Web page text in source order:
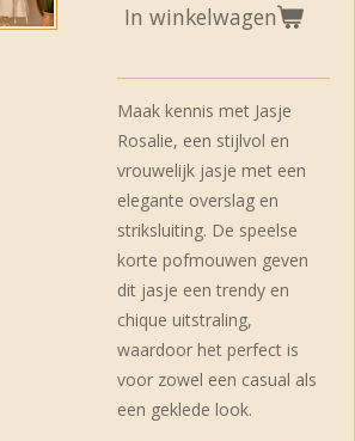
In winkelwagen
Maak kennis met Jasje
Rosalie, een stijlvol en
vrouwelijk jasje met een
elegante overslag en
striksluiting. De speelse
korte pofmouwen geven
dit jasje een trendy en
chique uitstraling,
waardoor het perfect is
voor zowel een casual als
een geklede look.